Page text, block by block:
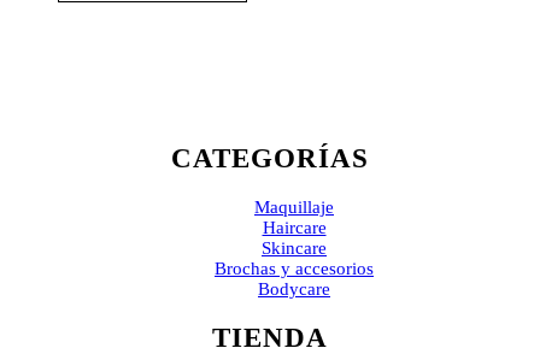
CATEGORÍAS
Maquillaje
Haircare
Skincare
Brochas y accesorios
Bodycare
TIENDA